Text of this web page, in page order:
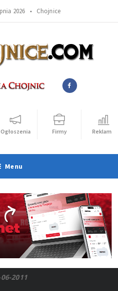
2026 • Chojnice
Ogłoszenia Firmy Reklama
Menu
2011